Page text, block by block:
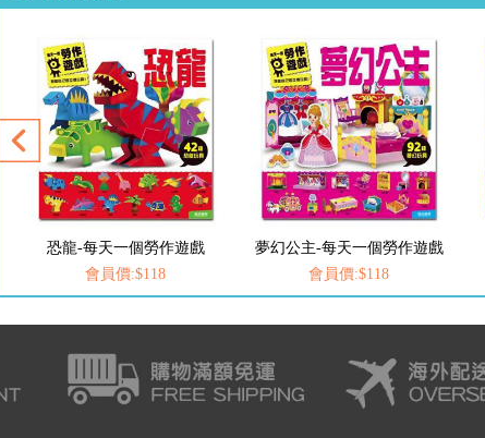
恐龍-每天一個勞作遊戲
會員價:$118
夢幻公主-每天一個勞作遊戲
會員價:$118